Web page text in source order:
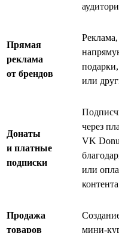
Прямая
реклама
от брендов
Реклама,
или
Донаты
и платные
подписки
через
VK
или
контента
Продажа
товаров
мини-